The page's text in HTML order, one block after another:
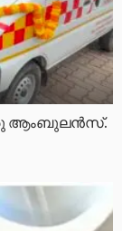
ഒരു ആംബുലൻസ്.